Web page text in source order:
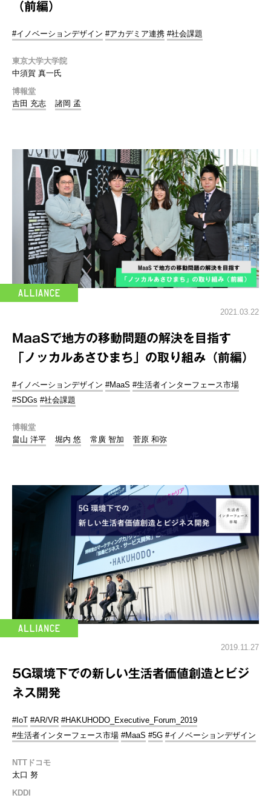
（前編）
#イノベーションデザイン #アカデミア連携 #社会課題
東京大学大学院
中須賀 真一氏
博報堂
吉田 充志
諸岡 孟
2021.03.22
MaaSで地方の移動問題の解決を目指す
「ノッカルあさひまち」の取り組み（前編）
#イノベーションデザイン #MaaS #生活者インターフェース市場
#SDGs #社会課題
博報堂
畠山 洋平
堀内 悠 常廣 智加 菅原 和弥
2019.11.27
5G環境下での新しい生活者価値創造とビジ
ネス開発
#IoT #AR/VR #HAKUHODO_Executive_Forum_2019
#生活者インターフェース市場 #MaaS #5G #イノベーションデザイン
NTTドコモ
太口 努
KDDI